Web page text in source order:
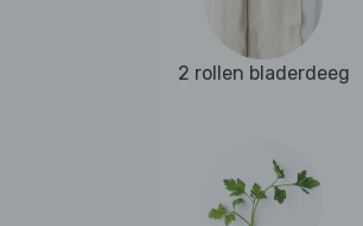
2 rollen bladerdeeg